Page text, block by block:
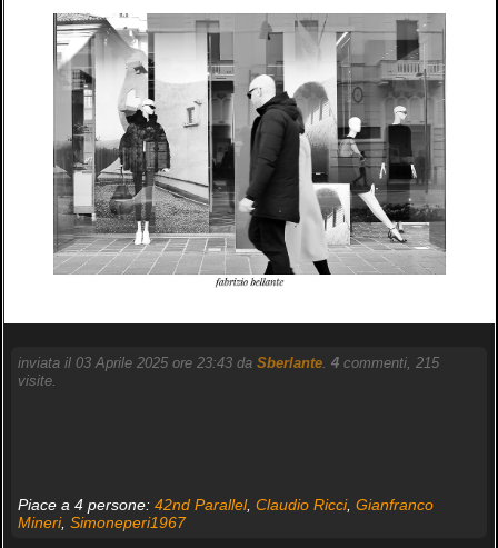
inviata il 03 Aprile 2025 ore 23:43 da Sberlante. 4commenti, 215
visite.
Piace a 4 persone: 42nd Parallel, Claudio Ricci, Gianfranco
Mineri, Simoneperi1967